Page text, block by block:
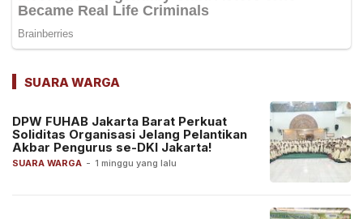
SUARA WARGA
SUARA WARGA - 1 minggu yang lalu
DPW FUHAB Jakarta Barat Perkuat
Soliditas Organisasi Jelang Pelantikan
Akbar Pengurus se-DKI Jakarta!